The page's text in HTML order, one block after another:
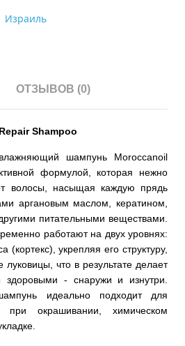
Израиль
ОТЗЫВОВ (0)
Shampoo
шампунь Moroccanoil
формулой, которая нежно
волосы, насыщая каждую прядь
аргановым маслом, кератином,
питательными веществами.
работают на двух уровнях:
(кортекс), укрепляя его структуру,
что в результате делает
- снаружи и изнутри.
идеально подходит для
при окрашивании, химическом